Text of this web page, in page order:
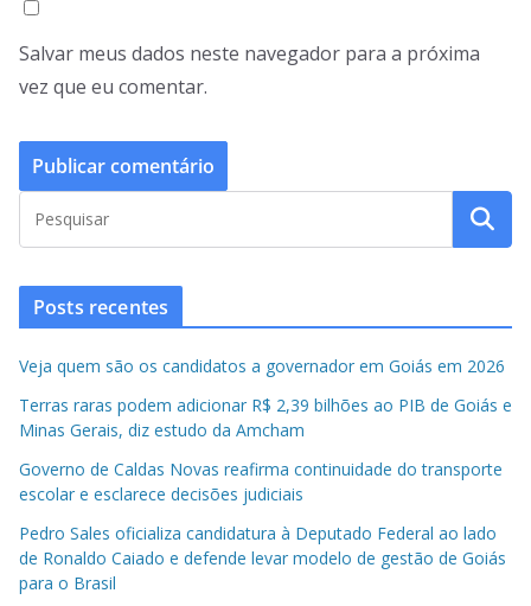
Salvar meus dados neste navegador para a próxima
vez que eu comentar.
Posts recentes
Veja quem são os candidatos a governador em Goiás em 2026
Terras raras podem adicionar R$ 2,39 bilhões ao PIB de Goiás e
Minas Gerais, diz estudo da Amcham
Governo de Caldas Novas reafirma continuidade do transporte
escolar e esclarece decisões judiciais
Pedro Sales oficializa candidatura à Deputado Federal ao lado
de Ronaldo Caiado e defende levar modelo de gestão de Goiás
para o Brasil